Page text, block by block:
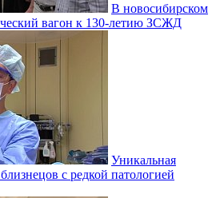
В новосибирском
вагон к 130-летию ЗСЖД
Уникальная
с редкой патологией